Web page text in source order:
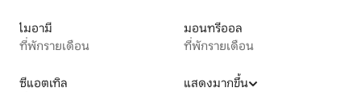
ไมอามี
ที่พักรายเดือน
มอนทรีออล
ที่พักรายเดือน
ซีแอตเทิล
แสดงมากขึ้น